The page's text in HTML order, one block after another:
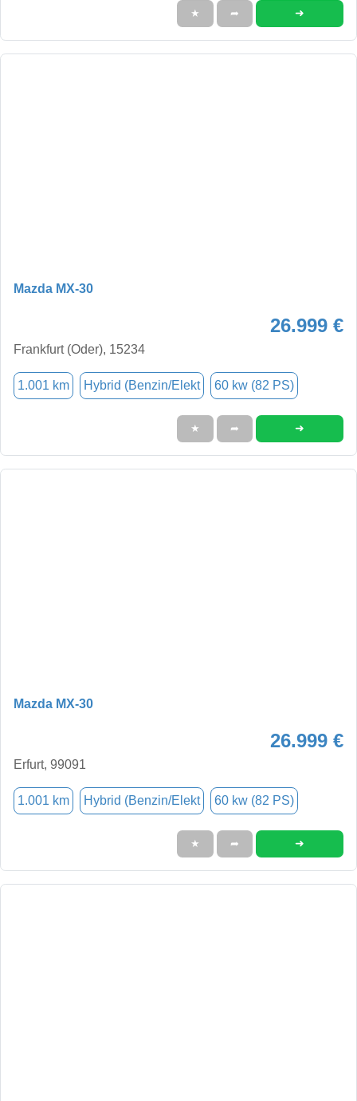
★ ➦ ➜
Mazda MX-30
26.999 €
Frankfurt (Oder), 15234
1.001 km Hybrid (Benzin/Elekt 60 kw (82 PS)
★ ➦ ➜
Mazda MX-30
26.999 €
Erfurt, 99091
1.001 km Hybrid (Benzin/Elekt 60 kw (82 PS)
★ ➦ ➜